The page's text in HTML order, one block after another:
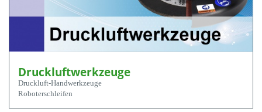
Druckluftwerkzeuge
Druckluft-Handwerkzeuge
Roboterschleifen